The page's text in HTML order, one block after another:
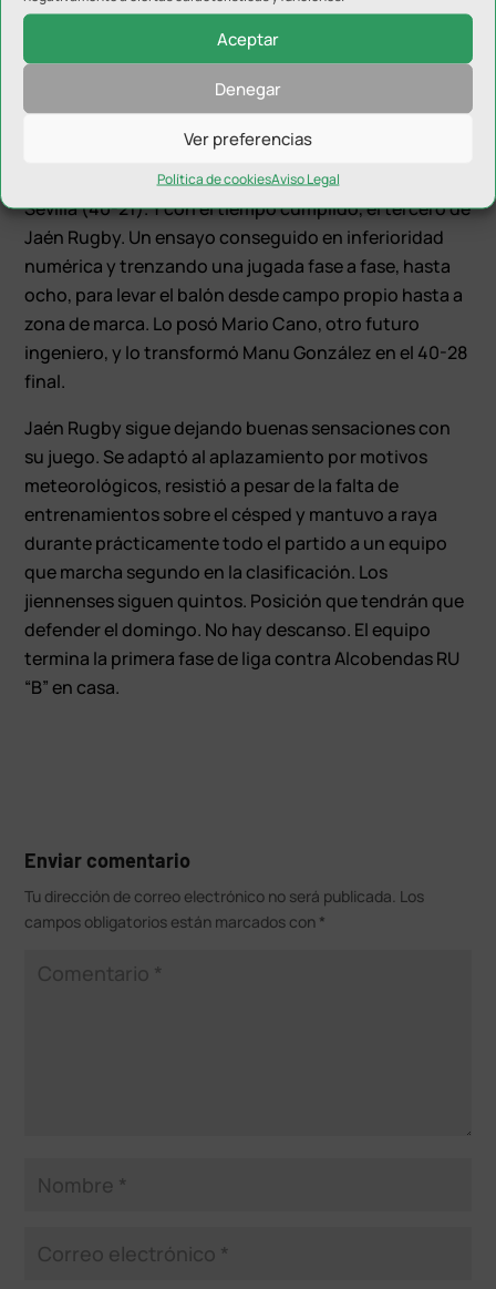
Aceptar
Denegar
Ver preferencias
Política de cookiesAviso Legal
apretado. Jaén Rugby aparcó el juego al pie y se lanzó
al ataque ganando buenos metros a la mano.
Impulsos bien frenados por la defensa rojiverde. Los
jiennenses buscaban el ensayo a toda costa y dejaron
pasar la oportunidad de recortar puntos tirando a
palos hasta tres golpes de castigo. A cinco del final,
nuevo jarro de agua fría: en quinto ensayo de CAR
Sevilla (40-21). Y con el tiempo cumplido, el tercero de
Jaén Rugby. Un ensayo conseguido en inferioridad
numérica y trenzando una jugada fase a fase, hasta
ocho, para levar el balón desde campo propio hasta a
zona de marca. Lo posó Mario Cano, otro futuro
ingeniero, y lo transformó Manu González en el 40-28
final.
Jaén Rugby sigue dejando buenas sensaciones con
su juego. Se adaptó al aplazamiento por motivos
meteorológicos, resistió a pesar de la falta de
entrenamientos sobre el césped y mantuvo a raya
durante prácticamente todo el partido a un equipo
que marcha segundo en la clasificación. Los
jiennenses siguen quintos. Posición que tendrán que
defender el domingo. No hay descanso. El equipo
termina la primera fase de liga contra Alcobendas RU
“B” en casa.
Enviar comentario
Tu dirección de correo electrónico no será publicada. Los
campos obligatorios están marcados con *